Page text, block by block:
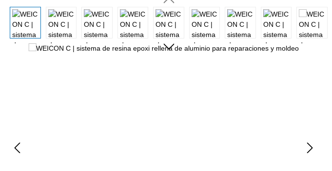
Omitir galería de imágenes